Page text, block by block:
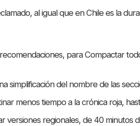
al igual que en Chile es la
para Compactar
simplificación del nombre de las
menos tiempo a la crónica roja,
versiones regionales, de 40 minutos